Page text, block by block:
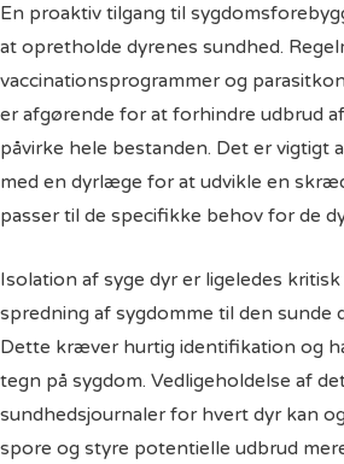
En proaktiv tilgang til
at opretholde dyrenes sundhed.
vaccinationsprogrammer og
er afgørende for at forhindre udbrud
påvirke hele bestanden. Det er vigtigt
med en dyrlæge for at udvikle en
passer til de specifikke behov for de
Isolation af syge dyr er ligeledes
spredning af sygdomme til den sunde
Dette kræver hurtig identifikation og
tegn på sygdom. Vedligeholdelse af
sundhedsjournaler for hvert dyr kan
spore og styre potentielle udbrud